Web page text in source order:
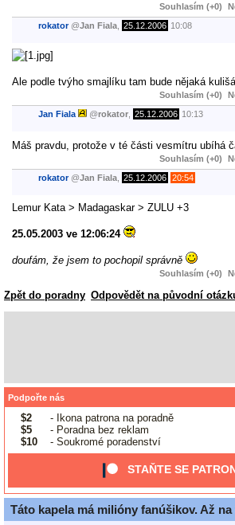
Souhlasím (+0)
rokator @Jan Fiala 25.12.2006 10:08
Ale podle tvýho smajlíku tam bude nějaká
Souhlasím (+0)
Jan Fiala @rokator 25.12.2006 10:13
Máš pravdu, protože v té části vesmítru ubíhá
Souhlasím (+0)
rokator @Jan Fiala 25.12.2006 20:54
Lemur Kata > Madagaskar > ZULU +3
25.05.2003 ve 12:06:24
doufám, že jsem to pochopil správně
Souhlasím (+0)
Zpět do poradny Odpovědět na původní
Podpořte nás
$2
- Ikona patrona na poradně
$5
- Poradna bez reklam
$10
- Soukromé poradenství
STAŇTE SE
Táto kapela má milióny fanúšikov. Až